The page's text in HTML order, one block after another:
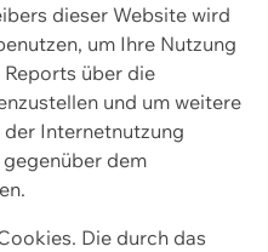
dieser Website wird
um Ihre Nutzung
über die
und um weitere
Internetnutzung
dem
Die durch das